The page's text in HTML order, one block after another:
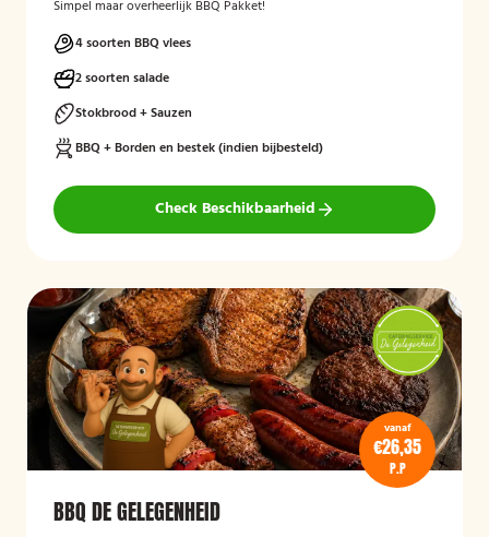
Simpel maar overheerlijk BBQ Pakket!
4 soorten BBQ vlees
2 soorten salade
Stokbrood + Sauzen
BBQ + Borden en bestek (indien bijbesteld)
Check Beschikbaarheid
vanaf
€26,35
P.P
BBQ DE GELEGENHEID